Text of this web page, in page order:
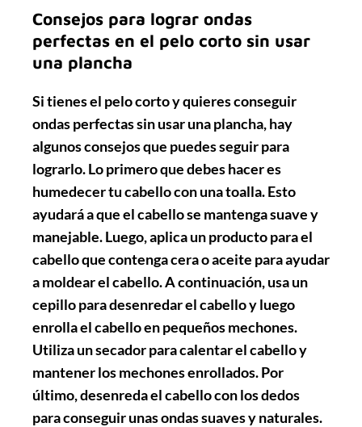
Consejos para lograr ondas
perfectas en el pelo corto sin usar
una plancha
Si tienes el pelo corto y quieres conseguir
ondas perfectas sin usar una plancha, hay
algunos consejos que puedes seguir para
lograrlo. Lo primero que debes hacer es
humedecertu cabello con una toalla. Esto
ayudará a que el cabello se mantengasuavey
manejable. Luego, aplica un producto para el
cabello que contengaceraoaceite para ayudar
amoldearel cabello. A continuación, usa un
cepillo paradesenredarel cabello y luego
enrollael cabello en pequeños mechones.
Utiliza un secador paracalentarel cabello y
mantenerlos mechones enrollados. Por
último, desenreda el cabello con los dedos
para conseguir unas ondas suaves y naturales.